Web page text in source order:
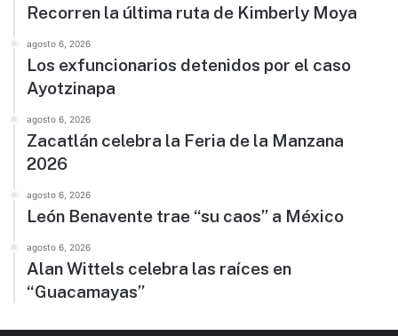
Recorren la última ruta de Kimberly Moya
agosto 6, 2026
Los exfuncionarios detenidos por el caso
Ayotzinapa
agosto 6, 2026
Zacatlán celebra la Feria de la Manzana
2026
agosto 6, 2026
León Benavente trae “su caos” a México
agosto 6, 2026
Alan Wittels celebra las raíces en
“Guacamayas”